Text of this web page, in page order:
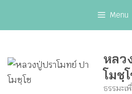
Menu
หลว
โมชฺ
ธรรมะเ